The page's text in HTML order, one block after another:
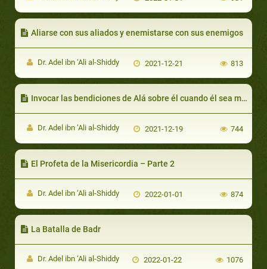
Aliarse con sus aliados y enemistarse con sus enemigos
Dr. Adel ibn ‘Ali al-Shiddy 2021-12-21 813
Invocar las bendiciones de Alá sobre él cuando él sea mencionado
Dr. Adel ibn ‘Ali al-Shiddy 2021-12-19 744
El Profeta de la Misericordia – Parte 2
Dr. Adel ibn ‘Ali al-Shiddy 2022-01-01 874
La Batalla de Badr
Dr. Adel ibn ‘Ali al-Shiddy 2022-01-22 1076